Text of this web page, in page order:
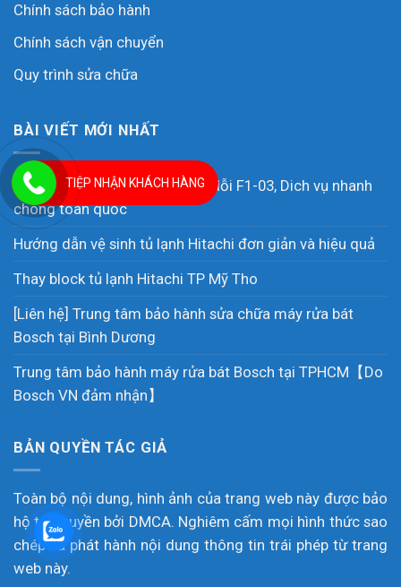
Chính sách bảo hành
Chính sách vận chuyển
Quy trình sửa chữa
BÀI VIẾT MỚI NHẤT
Địa chỉ sửa tủ lạnh Hitachi báo lỗi F1-03, Dich vụ nhanh
chóng toàn quốc
Hướng dẫn vệ sinh tủ lạnh Hitachi đơn giản và hiệu quả
Thay block tủ lạnh Hitachi TP Mỹ Tho
[Liên hệ] Trung tâm bảo hành sửa chữa máy rửa bát
Bosch tại Bình Dương
Trung tâm bảo hành máy rửa bát Bosch tại TPHCM【Do
Bosch VN đảm nhận】
BẢN QUYỀN TÁC GIẢ
Toàn bộ nội dung, hình ảnh của trang web này được bảo
hộ tác quyền bởi DMCA. Nghiêm cấm mọi hình thức sao
chép và phát hành nội dung thông tin trái phép từ trang
web này.
TIỆP NHẬN KHÁCH HÀNG